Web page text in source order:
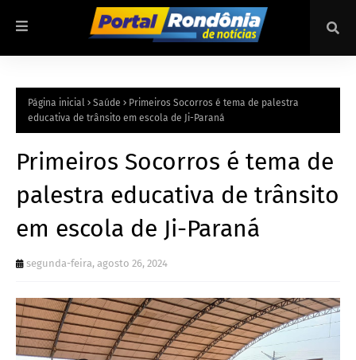
Página inicial Saúde
Primeiros Socorros é tema de palestra
educativa de trânsito em escola de Ji-Paraná
Primeiros Socorros é tema de
palestra educativa de trânsito
em escola de Ji-Paraná
segunda-feira, agosto 26, 2024